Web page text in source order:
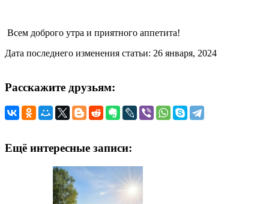
Всем доброго утра и приятного аппетита!
Дата последнего изменения статьи: 26 января, 2024
Расскажите друзьям:
Ещё интересные записи: